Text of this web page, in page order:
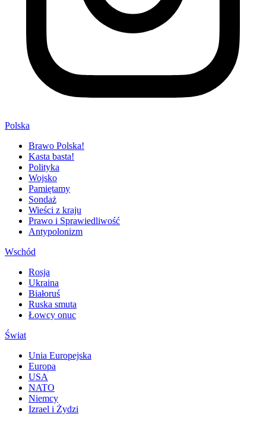
Polska
Brawo Polska!
Kasta basta!
Polityka
Wojsko
Pamiętamy
Sondaż
Wieści z kraju
Prawo i Sprawiedliwość
Antypolonizm
Wschód
Rosja
Ukraina
Białoruś
Ruska smuta
Łowcy onuc
Świat
Unia Europejska
Europa
USA
NATO
Niemcy
Izrael i Żydzi